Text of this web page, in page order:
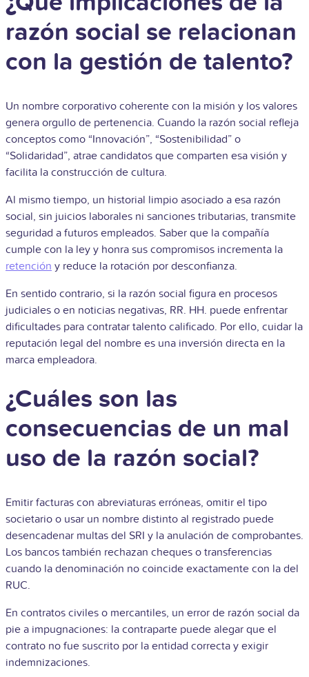
razón social se relacionan
con la gestión de talento?
Un nombre corporativo coherente con la misión y los valores
genera orgullo de pertenencia. Cuando la razón social refleja
conceptos como “Innovación”, “Sostenibilidad” o
“Solidaridad”, atrae candidatos que comparten esa visión y
facilita la construcción de cultura.
Al mismo tiempo, un historial limpio asociado a esa razón
social, sin juicios laborales ni sanciones tributarias, transmite
seguridad a futuros empleados. Saber que la compañía
cumple con la ley y honra sus compromisos incrementa la
retención y reduce la rotación por desconfianza.
En sentido contrario, si la razón social figura en procesos
judiciales o en noticias negativas, RR. HH. puede enfrentar
dificultades para contratar talento calificado. Por ello, cuidar la
reputación legal del nombre es una inversión directa en la
marca empleadora.
¿Cuáles son las
consecuencias de un mal
uso de la razón social?
Emitir facturas con abreviaturas erróneas, omitir el tipo
societario o usar un nombre distinto al registrado puede
desencadenar multas del SRI y la anulación de comprobantes.
Los bancos también rechazan cheques o transferencias
cuando la denominación no coincide exactamente con la del
RUC.
En contratos civiles o mercantiles, un error de razón social da
pie a impugnaciones: la contraparte puede alegar que el
contrato no fue suscrito por la entidad correcta y exigir
indemnizaciones.